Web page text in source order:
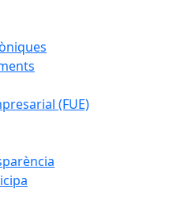
(FUE)